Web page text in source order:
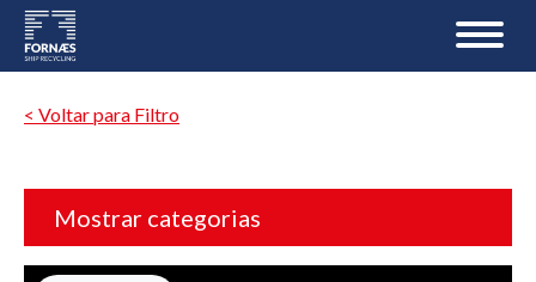
< Voltar para Filtro
Mostrar categorias